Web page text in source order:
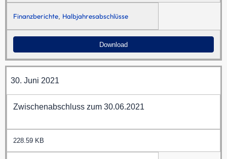
Finanzberichte, Halbjahresabschlüsse
Download
30. Juni 2021
Zwischenabschluss zum 30.06.2021
228.59 KB